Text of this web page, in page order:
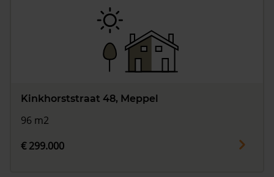
Kinkhorststraat 48, Meppel
96 m2
€ 299.000